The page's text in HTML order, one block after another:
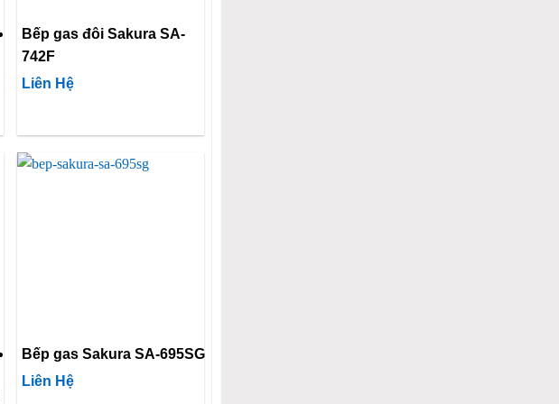
Bếp gas đôi Sakura SA-
742F
Liên Hệ
Bếp gas Sakura SA-695SG
Liên Hệ